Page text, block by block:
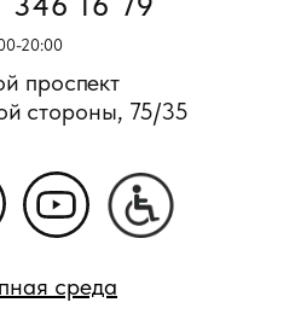
20:00
проспект
стороны, 75/35
среда